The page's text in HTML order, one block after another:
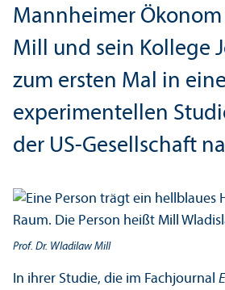
Mannheimer
Mill und sein Kollege
zum ersten Mal in
experimentellen
der US-Gesellschaft
Prof. Dr. Wladilaw Mill
In ihrer Studie, die im Fach­journal